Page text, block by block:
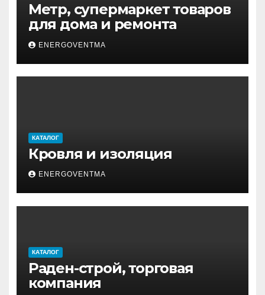
Метр, супермаркет товаров
для дома и ремонта
ENERGOVENTMA
КАТАЛОГ
Кровля и изоляция
ENERGOVENTMA
КАТАЛОГ
Раден-строй, торговая
компания